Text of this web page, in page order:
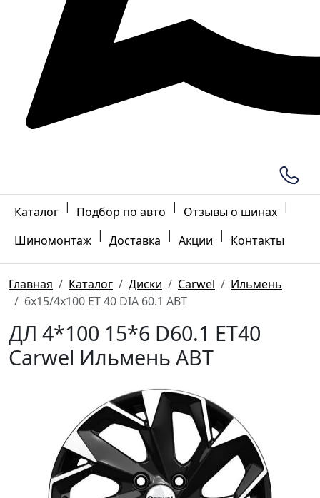
Каталог | Подбор по авто | Отзывы о шинах |
Шиномонтаж | Доставка | Акции | Контакты
Главная Каталог Диски Carwel
Ильмень
6x15/4x100 ET 40 DIA 60.1 ABT
ДЛ 4*100 15*6 D60.1 ET40
Carwel Ильмень ABT